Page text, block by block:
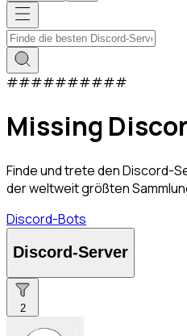
##########
Missing
Finde und trete den Discord-
der weltweit größten
Discord-Bots
Discord-Server
2